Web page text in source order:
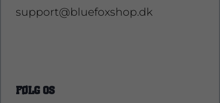
support@bluefoxshop.dk
FØLG OS